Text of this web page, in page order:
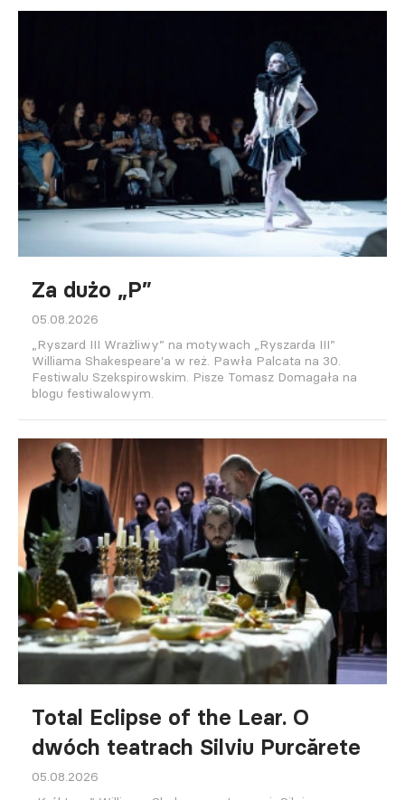
Za dużo „P”
05.08.2026
„Ryszard III Wrażliwy” na motywach „Ryszarda III”
Williama Shakespeare'a w reż. Pawła Palcata na 30.
Festiwalu Szekspirowskim. Pisze Tomasz Domagała na
blogu festiwalowym.
Total Eclipse of the Lear. O
dwóch teatrach Silviu Purcărete
05.08.2026